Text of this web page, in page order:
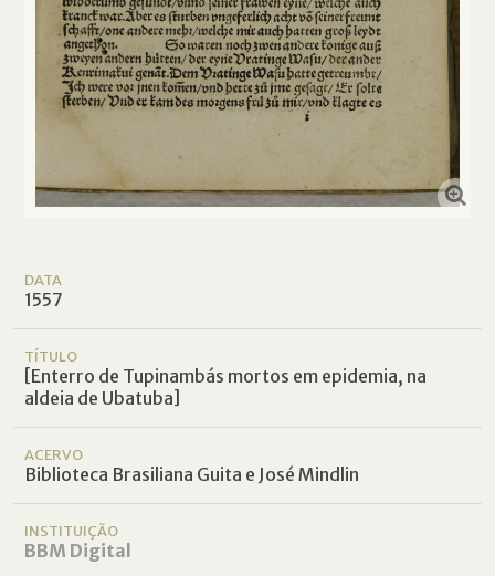
DATA
1557
TÍTULO
[Enterro de Tupinambás mortos em epidemia, na
aldeia de Ubatuba]
ACERVO
Biblioteca Brasiliana Guita e José Mindlin
INSTITUIÇÃO
BBM Digital